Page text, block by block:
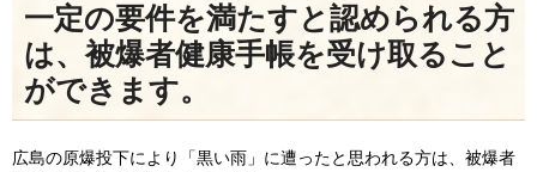
一定の要件を満たすと認められる方
は、被爆者健康手帳を受け取ること
ができます。
広島の原爆投下により「黒い雨」に遭ったと思われる方は、被爆者